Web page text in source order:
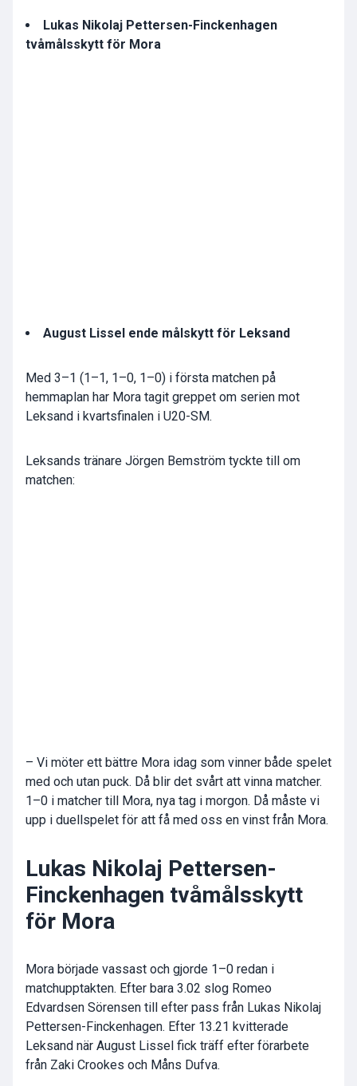
Lukas Nikolaj Pettersen-Finckenhagen
tvåmålsskytt för Mora
August Lissel ende målskytt för Leksand
Med 3–1 (1–1, 1–0, 1–0) i första matchen på
hemmaplan har Mora tagit greppet om serien mot
Leksand i kvartsfinalen i U20-SM.
Leksands tränare Jörgen Bemström tyckte till om
matchen:
– Vi möter ett bättre Mora idag som vinner både spelet
med och utan puck. Då blir det svårt att vinna matcher.
1–0 i matcher till Mora, nya tag i morgon. Då måste vi
upp i duellspelet för att få med oss en vinst från Mora.
Lukas Nikolaj Pettersen-
Finckenhagen tvåmålsskytt
för Mora
Mora började vassast och gjorde 1–0 redan i
matchupptakten. Efter bara 3.02 slog Romeo
Edvardsen Sörensen till efter pass från Lukas Nikolaj
Pettersen-Finckenhagen. Efter 13.21 kvitterade
Leksand när August Lissel fick träff efter förarbete
från Zaki Crookes och Måns Dufva.